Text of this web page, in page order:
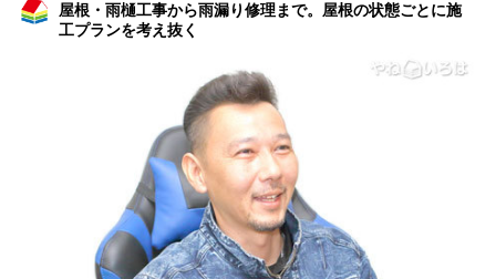
屋根・雨樋工事から雨漏り修理まで。屋根の状態ごとに施
工プランを考え抜く